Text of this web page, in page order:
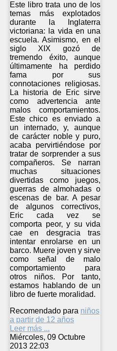
Este libro trata uno de los
temas más explotados
durante la Inglaterra
victoriana: la vida en una
escuela. Asimismo, en el
siglo XIX gozó de
tremendo éxito, aunque
últimamente ha perdido
fama por sus
connotaciones religiosas.
La historia de Eric sirve
como advertencia ante
malos comportamientos.
Este chico es enviado a
un internado, y, aunque
de carácter noble y puro,
acaba pervirtiéndose por
tratar de sorprender a sus
compañeros. Se narran
muchas situaciones
divertidas como juegos,
guerras de almohadas o
escenas de bar. A pesar
de algunos correctivos,
Eric cada vez se
comporta peor, y su vida
cae en desgracia tras
intentar enrolarse en un
barco. Muere joven y sirve
como señal de malo
comportamiento para
otros niños. Por tanto,
estamos hablando de un
libro de fuerte moralidad.
Recomendado para niños
a partir de 12 años
Leer más ...
Miércoles, 09 Octubre
2013 22:03